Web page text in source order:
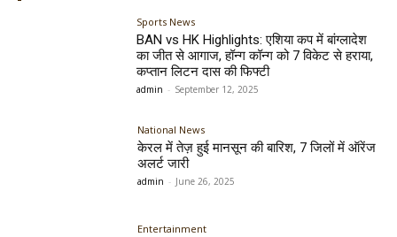
Sports News
BAN vs HK Highlights: एशिया कप में बांग्लादेश
का जीत से आगाज, हॉन्ग कॉन्ग को 7 विकेट से हराया,
कप्तान लिटन दास की फिफ्टी
admin - September 12, 2025
National News
केरल में तेज़ हुई मानसून की बारिश, 7 जिलों में ऑरेंज
अलर्ट जारी
admin - June 26, 2025
Entertainment